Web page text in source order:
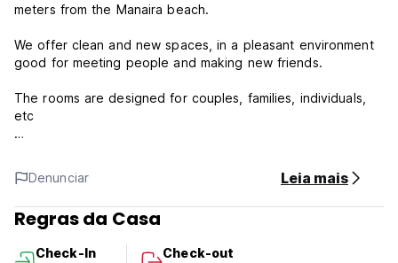
meters from the Manaira beach.
We offer clean and new spaces, in a pleasant environment
good for meeting people and making new friends.
The rooms are designed for couples, families, individuals,
etc
centers, movie theaters, dance clubs, coffee shops, typical
and international restaurants, drug stores and supermarkets,
offering you all the resources needed for a nice and safety
stay.
Denunciar Leia mais
Regras da Casa
Check-In
Check-out